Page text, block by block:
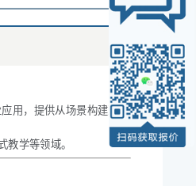
用，提供从场景构建到数
学等领域。